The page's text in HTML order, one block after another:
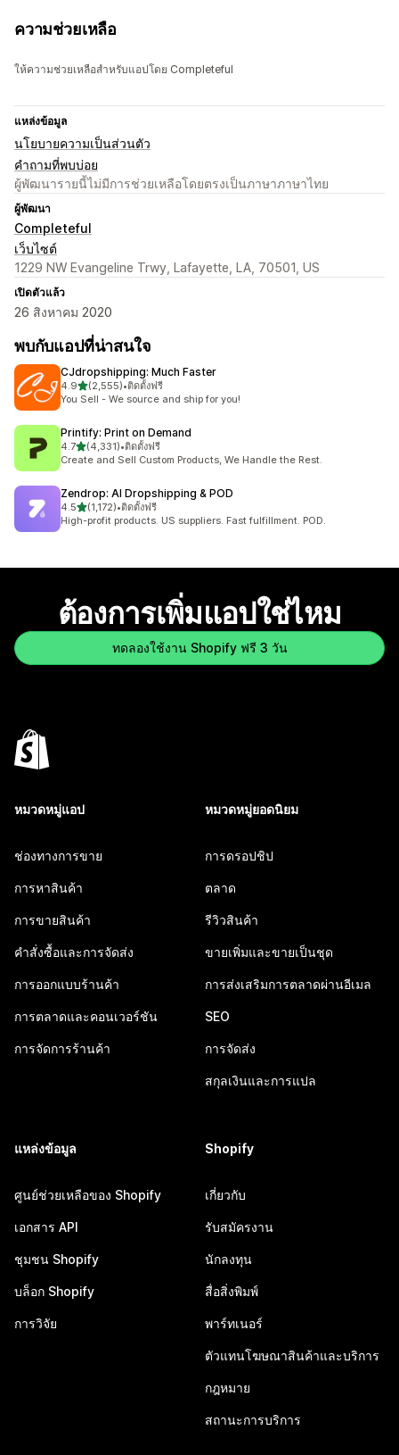
ความช่วยเหลือ
ให้ความช่วยเหลือสำหรับแอปโดย Completeful
แหล่งข้อมูล
นโยบายความเป็นส่วนตัว
คำถามที่พบบ่อย
ผู้พัฒนารายนี้ไม่มีการช่วยเหลือโดยตรงเป็นภาษาภาษาไทย
ผู้พัฒนา
Completeful
เว็บไซต์
1229 NW Evangeline Trwy, Lafayette, LA, 70501, US
เปิดตัวแล้ว
26 สิงหาคม 2020
พบกับแอปที่น่าสนใจ
CJdropshipping: Much Faster
4.9เต็ม 5 ดาว
(2,555)
ทั้งหมด 2555 รีวิว
•ติดตั้งฟรี
You Sell - We source and ship for you!
Printify: Print on Demand
4.7เต็ม 5 ดาว
(4,331)
ทั้งหมด 4331 รีวิว
•ติดตั้งฟรี
Create and Sell Custom Products, We Handle the Rest.
Zendrop: AI Dropshipping & POD
4.5เต็ม 5 ดาว
(1,172)
ทั้งหมด 1172 รีวิว
•ติดตั้งฟรี
High-profit products. US suppliers. Fast fulfillment. POD.
ต้องการเพิ่มแอปใช่ไหม
ทดลองใช้งาน Shopify ฟรี 3 วัน
หมวดหมู่แอป
ช่องทางการขาย
การหาสินค้า
การขายสินค้า
คำสั่งซื้อและการจัดส่ง
การออกแบบร้านค้า
การตลาดและคอนเวอร์ชัน
การจัดการร้านค้า
หมวดหมู่ยอดนิยม
การดรอปชิป
ตลาด
รีวิวสินค้า
ขายเพิ่มและขายเป็นชุด
การส่งเสริมการตลาดผ่านอีเมล
SEO
การจัดส่ง
สกุลเงินและการแปล
แหล่งข้อมูล
ศูนย์ช่วยเหลือของ Shopify
เอกสาร API
ชุมชน Shopify
บล็อก Shopify
การวิจัย
Shopify
เกี่ยวกับ
รับสมัครงาน
นักลงทุน
สื่อสิ่งพิมพ์
พาร์ทเนอร์
ตัวแทนโฆษณาสินค้าและบริการ
กฎหมาย
สถานะการบริการ